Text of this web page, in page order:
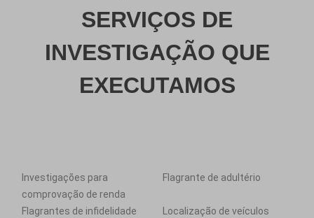
SERVIÇOS DE
INVESTIGAÇÃO QUE
EXECUTAMOS
Investigações para
comprovação de renda
Flagrante de adultério
Flagrantes de infidelidade
Localização de veículos